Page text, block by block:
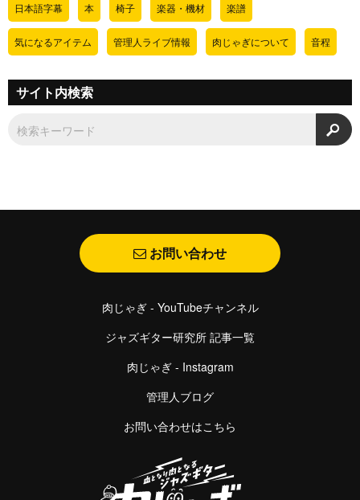
日本語字幕 本 椅子 楽器・機材 楽譜
気になるアイテム 管理人ライブ情報 肉じゃぎについて 音程
サイト内検索
検
お問い合わせ
肉じゃぎ - YouTubeチャンネル
ジャズギター研究所 記事一覧
肉じゃぎ - Instagram
管理人ブログ
お問い合わせはこちら